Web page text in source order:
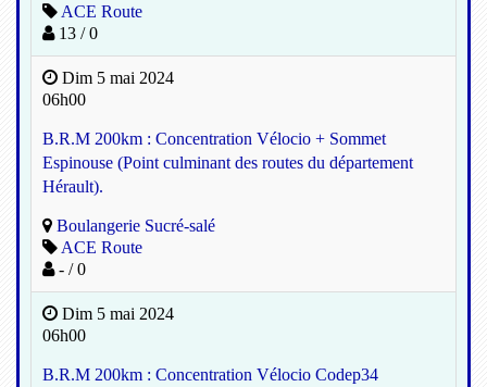
ACE Route
13 / 0
Dim 5 mai 2024
06h00
B.R.M 200km : Concentration Vélocio + Sommet
Espinouse (Point culminant des routes du département
Hérault).
Boulangerie Sucré-salé
ACE Route
- / 0
Dim 5 mai 2024
06h00
B.R.M 200km : Concentration Vélocio Codep34